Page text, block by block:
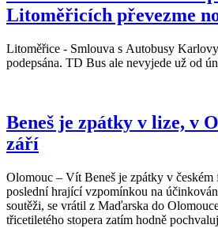
Litoměřicích převezme
Litoměřice - Smlouva s Autobusy
podepsána. TD Bus ale nevyjede už od
Beneš je zpátky v lize, v
září
Olomouc – Vít Beneš je zpátky v
poslední hrající vzpomínkou na
soutěži, se vrátil z Maďarska do
třicetiletého stopera zatím hodně